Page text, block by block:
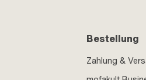
Bestellung
Zahlung &